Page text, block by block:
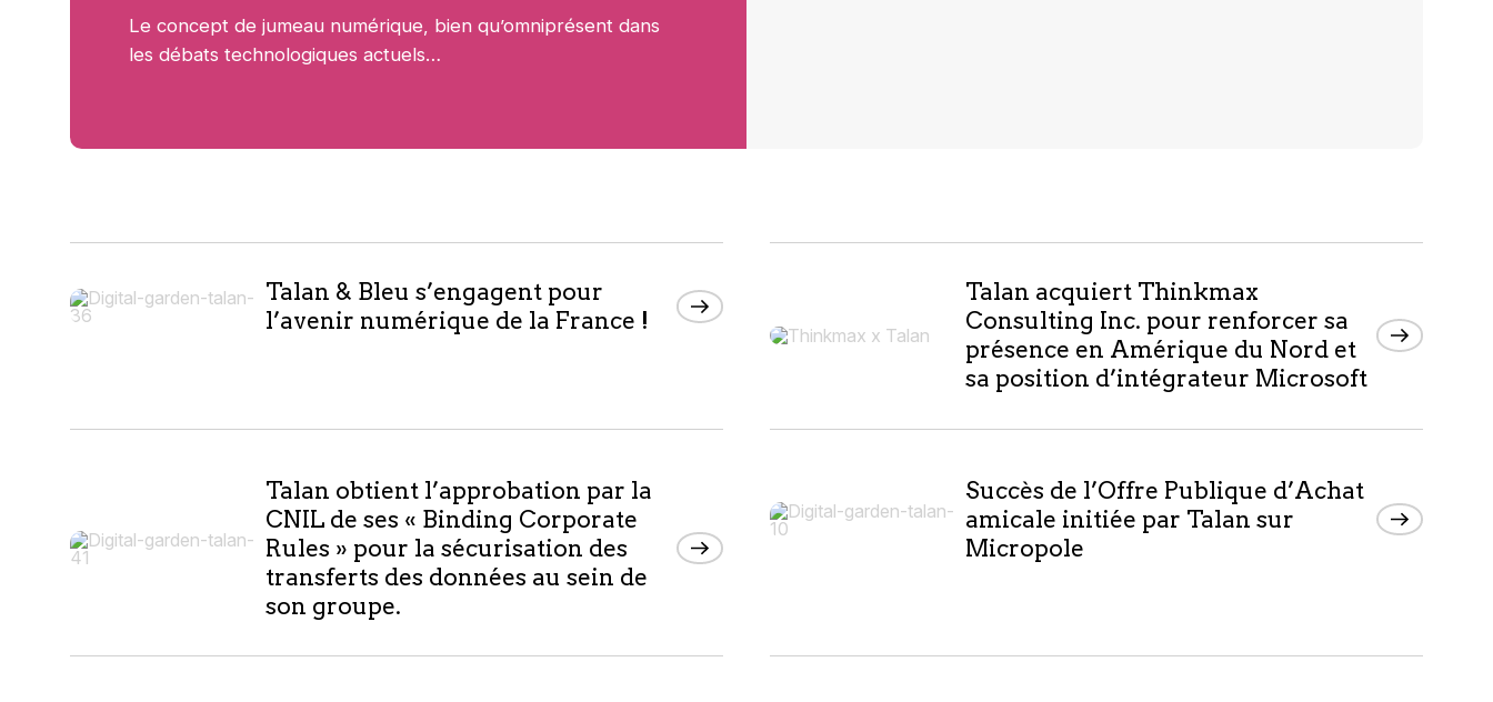
Le concept de jumeau numérique, bien qu’omniprésent dans
les débats technologiques actuels…
10
Talan & Bleu s’engagent pour
l’avenir numérique de la France !
Talan acquiert Thinkmax
Consulting Inc. pour renforcer sa
présence en Amérique du Nord et
sa position d’intégrateur Microsoft
Talan obtient l’approbation par la
CNIL de ses « Binding Corporate
Rules » pour la sécurisation des
transferts des données au sein de
son groupe.
Succès de l’Offre Publique d’Achat
amicale initiée par Talan sur
Micropole